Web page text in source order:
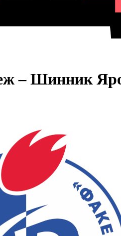
– Шинник